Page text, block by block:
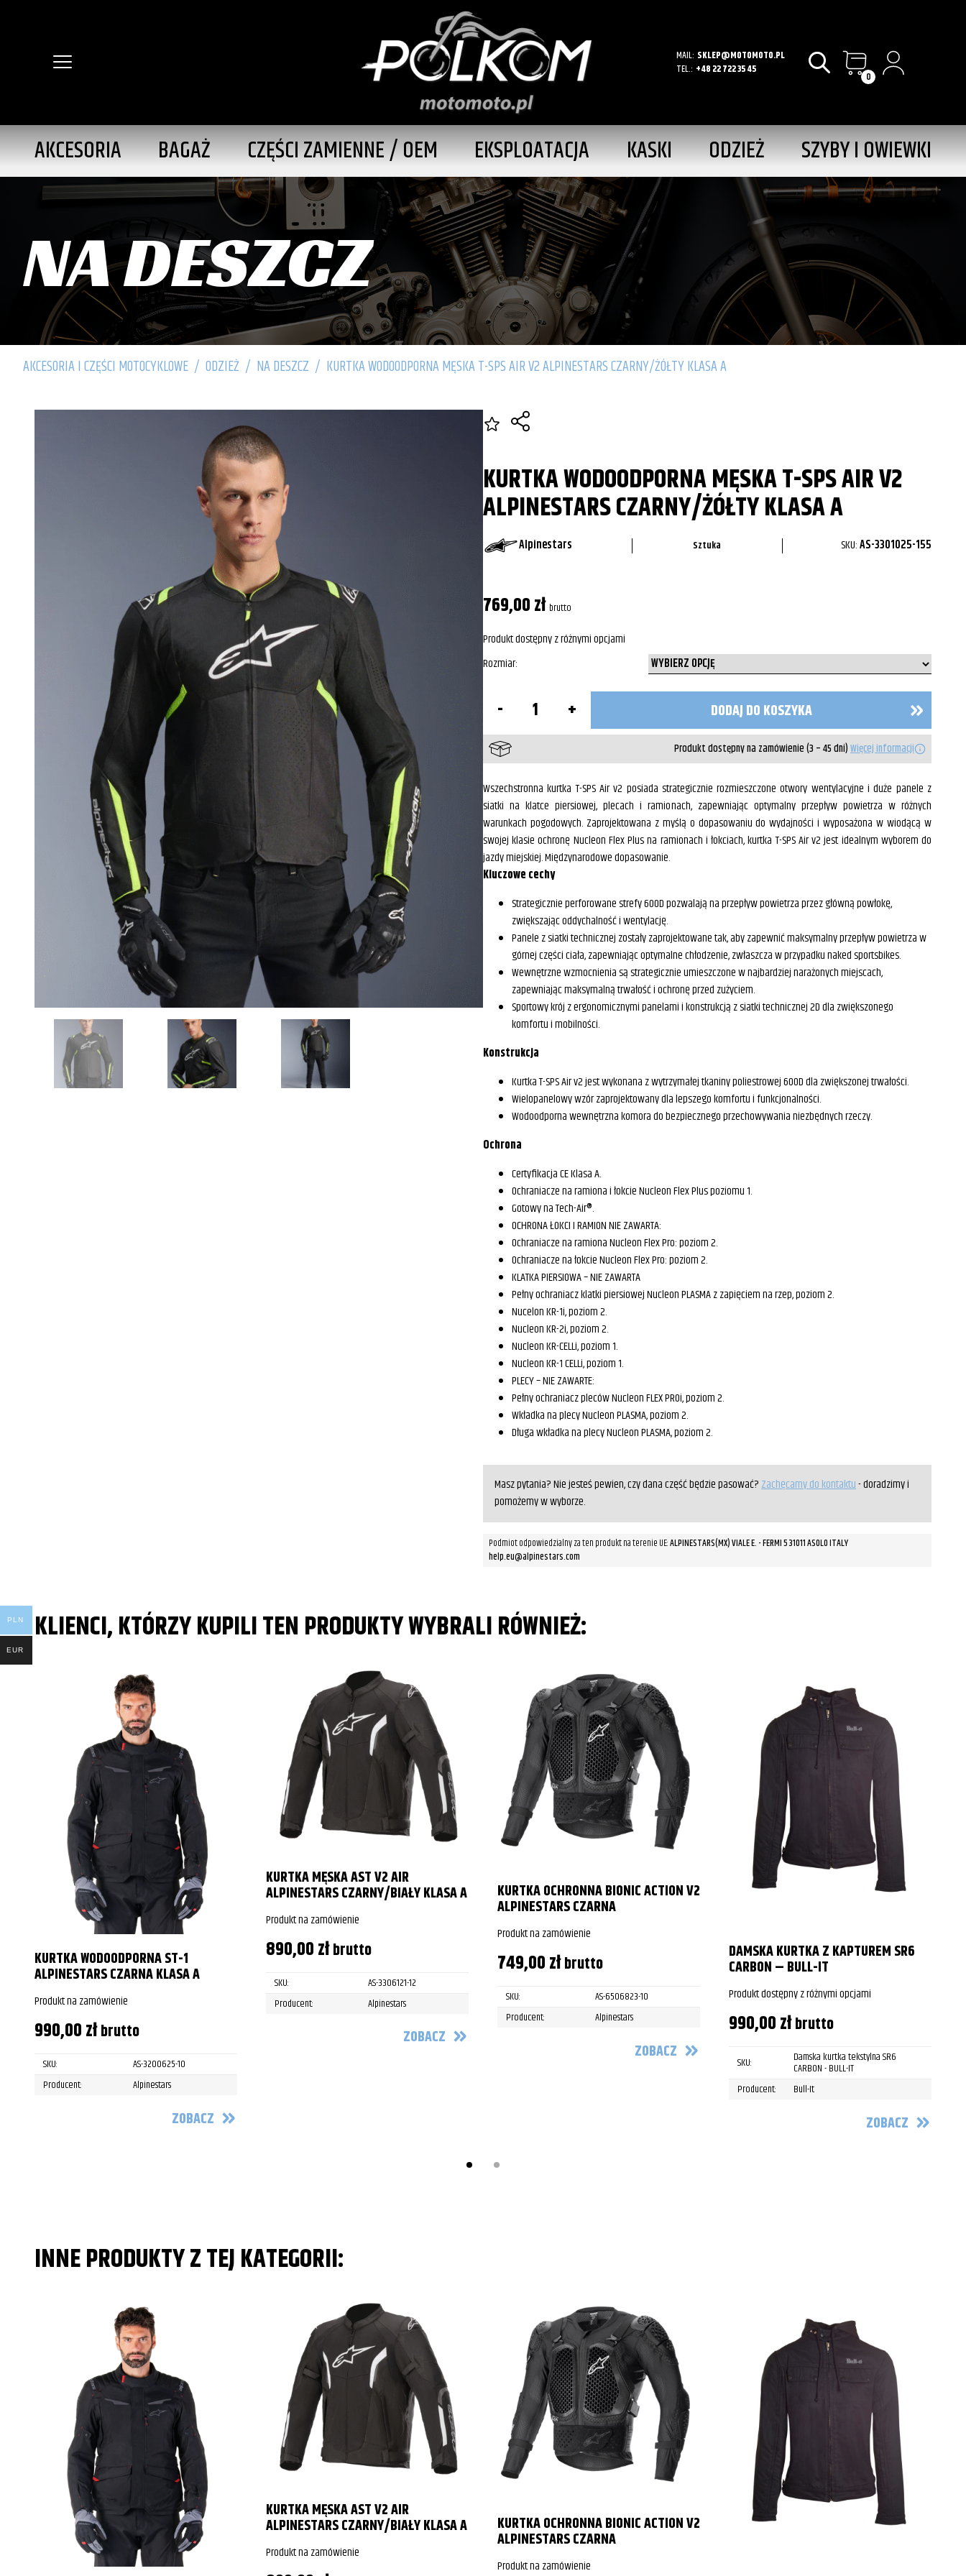
MAIL: SKLEP@MOTOMOTO.PL
TEL.: +48 22 722 35 45 0
AKCESORIA BAGAŻ CZĘŚCI ZAMIENNE / OEM EKSPLOATACJA KASKI ODZIEŻ SZYBY I OWIEWKI
NA DESZCZ
AKCESORIA I CZĘŚCI MOTOCYKLOWE / ODZIEŻ / NA DESZCZ / KURTKA WODOODPORNA MĘSKA T-SPS AIR V2 ALPINESTARS CZARNY/ŻÓŁTY KLASA A
KURTKA WODOODPORNA MĘSKA T-SPS AIR V2
ALPINESTARS CZARNY/ŻÓŁTY KLASA A
Alpinestars Sztuka SKU:AS-3301025-155
769,00zł brutto
Produkt dostępny z różnymi opcjami
Rozmiar
Kurtka
Wodoodporna
Męska
V2
Alpinestars
Czarny/
Żółty
Klasa
A
DODAJ DO KOSZYKA
Produkt dostępny na zamówienie (3 – 45 dni)Więcej informacji
Wszechstronna kurtka T-SPS Air v2 posiada strategicznie rozmieszczone otwory wentylacyjne i duże panele z
siatki na klatce piersiowej, plecach i ramionach, zapewniając optymalny przepływ powietrza w różnych
warunkach pogodowych. Zaprojektowana z myślą o dopasowaniu do wydajności i wyposażona w wiodącą w
swojej klasie ochronę Nucleon Flex Plus na ramionach i łokciach, kurtka T-SPS Air v2 jest idealnym wyborem do
jazdy miejskiej. Międzynarodowe dopasowanie.
Kluczowe cechy
Strategicznie perforowane strefy 600D pozwalają na przepływ powietrza przez główną powłokę,
zwiększając oddychalność i wentylację.
Panele z siatki technicznej zostały zaprojektowane tak, aby zapewnić maksymalny przepływ powietrza w
górnej części ciała, zapewniając optymalne chłodzenie, zwłaszcza w przypadku naked sportsbikes.
Wewnętrzne wzmocnienia są strategicznie umieszczone w najbardziej narażonych miejscach,
zapewniając maksymalną trwałość i ochronę przed zużyciem.
Sportowy krój z ergonomicznymi panelami i konstrukcją z siatki technicznej 2D dla zwiększonego
komfortu i mobilności.
Konstrukcja
Kurtka T-SPS Air v2 jest wykonana z wytrzymałej tkaniny poliestrowej 600D dla zwiększonej trwałości.
Wielopanelowy wzór zaprojektowany dla lepszego komfortu i funkcjonalności.
Wodoodporna wewnętrzna komora do bezpiecznego przechowywania niezbędnych rzeczy.
Ochrona
Certyfikacja CE Klasa A.
Ochraniacze na ramiona i łokcie Nucleon Flex Plus poziomu 1.
Gotowy na Tech-Air®.
OCHRONA ŁOKCI I RAMION NIE ZAWARTA:
Ochraniacze na ramiona Nucleon Flex Pro: poziom 2.
Ochraniacze na łokcie Nucleon Flex Pro: poziom 2.
KLATKA PIERSIOWA – NIE ZAWARTA
Pełny ochraniacz klatki piersiowej Nucleon PLASMA z zapięciem na rzep, poziom 2.
Nucelon KR-1i, poziom 2.
Nucleon KR-2i, poziom 2.
Nucleon KR-CELLi, poziom 1.
Nucleon KR-1 CELLi, poziom 1.
PLECY – NIE ZAWARTE:
Pełny ochraniacz pleców Nucleon FLEX PROi, poziom 2.
Wkładka na plecy Nucleon PLASMA, poziom 2.
Długa wkładka na plecy Nucleon PLASMA, poziom 2.
Masz pytania? Nie jesteś pewien, czy dana część będzie pasować?Zachęcamy do kontaktu- doradzimy i
pomożemy w wyborze.
Podmiot odpowiedzialny za ten produkt na terenie UE:ALPINESTARS(MX) VIALE E. - FERMI 5 31011 ASOLO ITALY
help.eu@alpinestars.com
KLIENCI, KTÓRZY KUPILI TEN PRODUKTY WYBRALI RÓWNIEŻ:
KURTKA WODOODPORNA ST-1
ALPINESTARS CZARNA KLASA A
Produkt na zamówienie
990,00złbrutto
SKU:
AS-3200625-10
Producent:
Alpinestars
ZOBACZ
KURTKA MĘSKA AST V2 AIR
ALPINESTARS CZARNY/BIAŁY KLASA A
Produkt na zamówienie
890,00złbrutto
SKU:
AS-3306121-12
Producent:
Alpinestars
ZOBACZ
KURTKA OCHRONNA BIONIC ACTION V2
ALPINESTARS CZARNA
Produkt na zamówienie
749,00złbrutto
SKU:
AS-6506823-10
Producent:
Alpinestars
ZOBACZ
DAMSKA KURTKA Z KAPTUREM SR6
CARBON – BULL-IT
Produkt dostępny z różnymi opcjami
990,00złbrutto
SKU: Damska kurtka tekstylna SR6
CARBON - BULL-IT
Producent:
Bull-It
ZOBACZ
INNE PRODUKTY Z TEJ KATEGORII:
KURTKA MĘSKA AST V2 AIR
ALPINESTARS CZARNY/BIAŁY KLASA A
Produkt na zamówienie
KURTKA OCHRONNA BIONIC ACTION V2
ALPINESTARS CZARNA
Produkt na zamówienie
PLN
EUR